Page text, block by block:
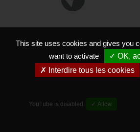
YouTube is disabled. ✓ Allow
This site uses cookies and gives you
want to activate
✓ OK,
✗ Interdire tous les cookies